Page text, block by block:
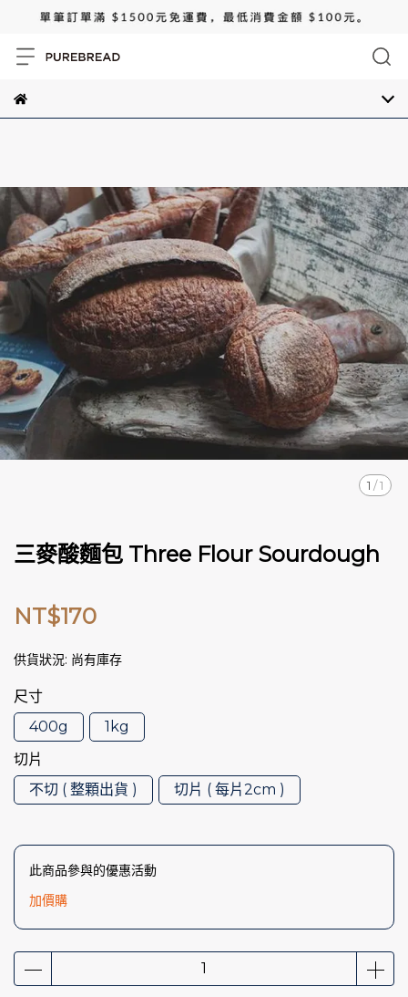
1 /1
三麥酸麵包 Three Flour Sourdough
NT$170
供貨狀況: 尚有庫存
尺寸
400g
1kg
切片
不切 ( 整顆出貨 )
切片 ( 每片2cm )
此商品參與的優惠活動
加價購